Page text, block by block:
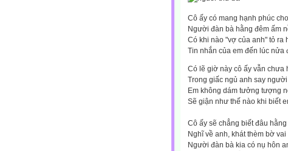
Cô ấy có mang hạnh phúc
Người đàn bà hằng đêm ấm
Có khi nào "vợ của anh" tỏ ra
Tin nhắn của em đến lúc nửa
Có lẽ giờ này cô ấy vẫn chưa
Trong giấc ngủ anh say
Em không dám tưởng tượng
Sẽ giận như thế nào khi biết
Cô ấy sẽ chẳng biết đâu
Nghĩ về anh, khát thèm bờ vai
Người đàn bà kia có nụ hôn